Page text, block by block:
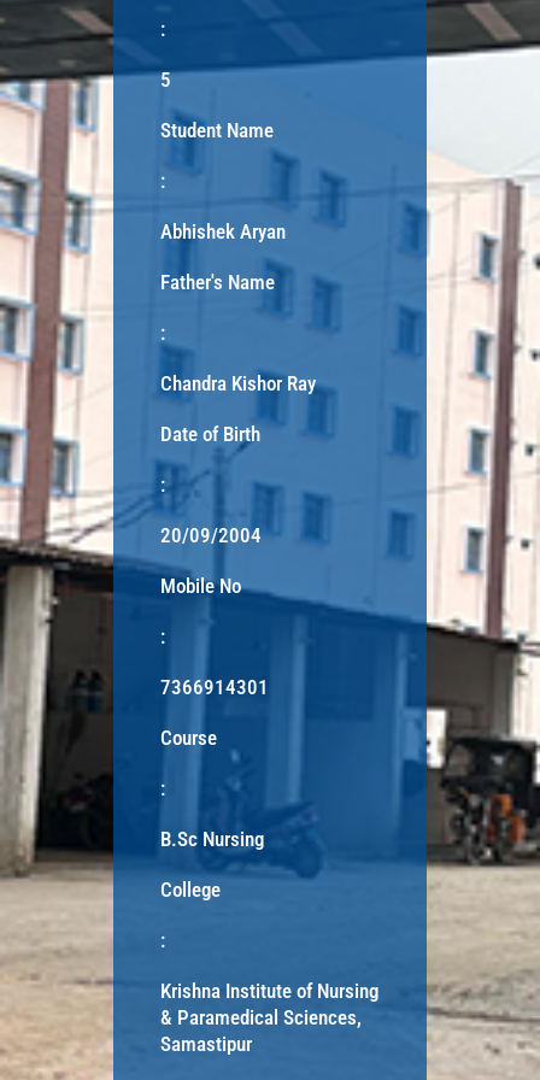
:
5
Student Name
:
Abhishek Aryan
Father's Name
:
Chandra Kishor Ray
Date of Birth
:
20/09/2004
Mobile No
:
7366914301
Course
:
B.Sc Nursing
College
:
Krishna Institute of Nursing
& Paramedical Sciences,
Samastipur